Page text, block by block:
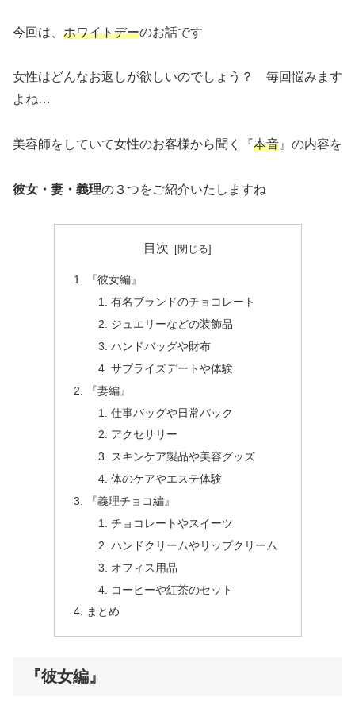
今回は、 ホワイトデーのお話です
女性はどんなお返しが欲しいのでしょう？ 毎回悩みます
よね…
美容師をしていて女性のお客様から聞く『本音 』の内容を
彼女・妻・義理の３つをご紹介いたしますね
目次
『彼女編』
有名ブランドのチョコレート
ジュエリーなどの装飾品
ハンドバッグや財布
サプライズデートや体験
『妻編』
仕事バッグや日常バック
アクセサリー
スキンケア製品や美容グッズ
体のケアやエステ体験
『義理チョコ編』
チョコレートやスイーツ
ハンドクリームやリップクリーム
オフィス用品
コーヒーや紅茶のセット
まとめ
『彼女編』